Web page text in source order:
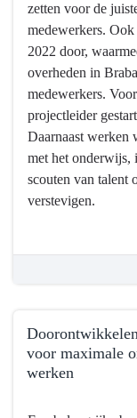
kunnen
behouden
zetten voor de
medewerkers.
2022 door,
overheden in
medewerkers.
projectleider
Daarnaast werken
met het onderwijs,
scouten van talent
verstevigen.
voor maximale
werken